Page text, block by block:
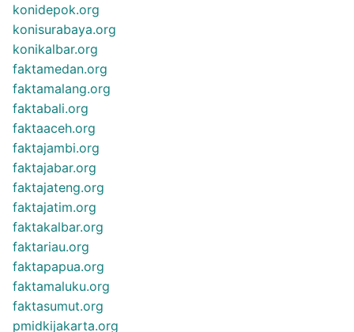
konidepok.org
konisurabaya.org
konikalbar.org
faktamedan.org
faktamalang.org
faktabali.org
faktaaceh.org
faktajambi.org
faktajabar.org
faktajateng.org
faktajatim.org
faktakalbar.org
faktariau.org
faktapapua.org
faktamaluku.org
faktasumut.org
pmidkijakarta.org